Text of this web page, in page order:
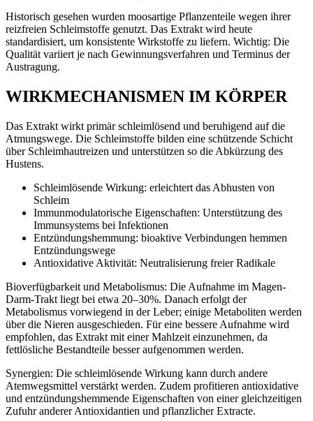
Historisch gesehen wurden moosartige Pflanzenteile wegen ihrer
reizfreien Schleimstoffe genutzt. Das Extrakt wird heute
standardisiert, um konsistente Wirkstoffe zu liefern. Wichtig: Die
Qualität variiert je nach Gewinnungsverfahren und Terminus der
Austragung.
WIRKMECHANISMEN IM KÖRPER
Das Extrakt wirkt primär schleimlösend und beruhigend auf die
Atmungswege. Die Schleimstoffe bilden eine schützende Schicht
über Schleimhautreizen und unterstützen so die Abkürzung des
Hustens.
Schleimlösende Wirkung: erleichtert das Abhusten von
Schleim
Immunmodulatorische Eigenschaften: Unterstützung des
Immunsystems bei Infektionen
Entzündungshemmung: bioaktive Verbindungen hemmen
Entzündungswege
Antioxidative Aktivität: Neutralisierung freier Radikale
Bioverfügbarkeit und Metabolismus: Die Aufnahme im Magen-
Darm-Trakt liegt bei etwa 20–30%. Danach erfolgt der
Metabolismus vorwiegend in der Leber; einige Metaboliten werden
über die Nieren ausgeschieden. Für eine bessere Aufnahme wird
empfohlen, das Extrakt mit einer Mahlzeit einzunehmen, da
fettlösliche Bestandteile besser aufgenommen werden.
Synergien: Die schleimlösende Wirkung kann durch andere
Atemwegsmittel verstärkt werden. Zudem profitieren antioxidative
und entzündungshemmende Eigenschaften von einer gleichzeitigen
Zufuhr anderer Antioxidantien und pflanzlicher Extracte.